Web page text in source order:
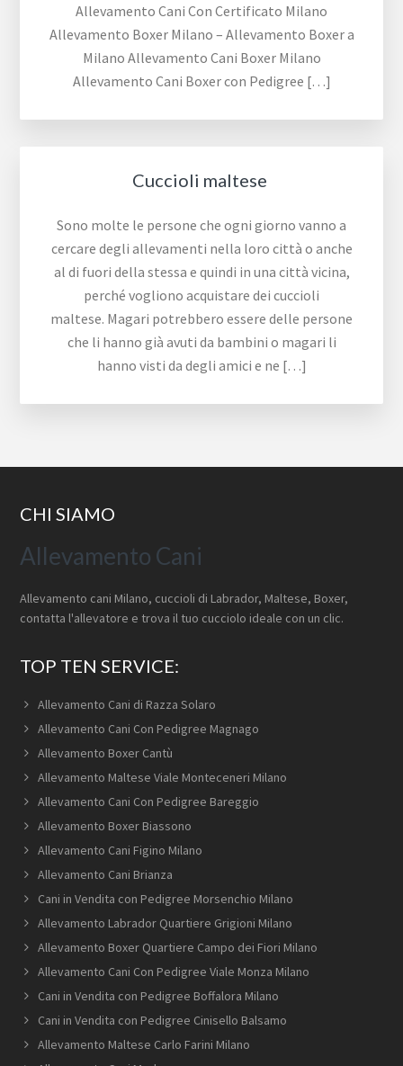
Allevamento Cani Con Certificato Milano
Allevamento Boxer Milano – Allevamento Boxer a
Milano Allevamento Cani Boxer Milano
Allevamento Cani Boxer con Pedigree […]
Cuccioli maltese
Sono molte le persone che ogni giorno vanno a
cercare degli allevamenti nella loro città o anche
al di fuori della stessa e quindi in una città vicina,
perché vogliono acquistare dei cuccioli
maltese. Magari potrebbero essere delle persone
che li hanno già avuti da bambini o magari li
hanno visti da degli amici e ne […]
Footer
CHI SIAMO
Allevamento Cani
Allevamento cani Milano, cuccioli di Labrador, Maltese, Boxer,
contatta l'allevatore e trova il tuo cucciolo ideale con un clic.
TOP TEN SERVICE:
Allevamento Cani di Razza Solaro
Allevamento Cani Con Pedigree Magnago
Allevamento Boxer Cantù
Allevamento Maltese Viale Monteceneri Milano
Allevamento Cani Con Pedigree Bareggio
Allevamento Boxer Biassono
Allevamento Cani Figino Milano
Allevamento Cani Brianza
Cani in Vendita con Pedigree Morsenchio Milano
Allevamento Labrador Quartiere Grigioni Milano
Allevamento Boxer Quartiere Campo dei Fiori Milano
Allevamento Cani Con Pedigree Viale Monza Milano
Cani in Vendita con Pedigree Boffalora Milano
Cani in Vendita con Pedigree Cinisello Balsamo
Allevamento Maltese Carlo Farini Milano